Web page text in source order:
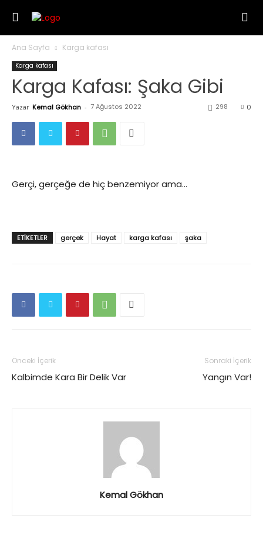
Ana Sayfa Karga kafası
Karga kafası
Karga Kafası: Şaka Gibi
Yazar Kemal Gökhan - 7 Ağustos 2022 0
298
Gerçi, gerçeğe de hiç benzemiyor ama…
ETIKETLER gerçek Hayat karga kafası şaka
Önceki İçerik
Kalbimde Kara Bir Delik Var
Sonraki İçerik
Yangın Var!
Kemal Gökhan